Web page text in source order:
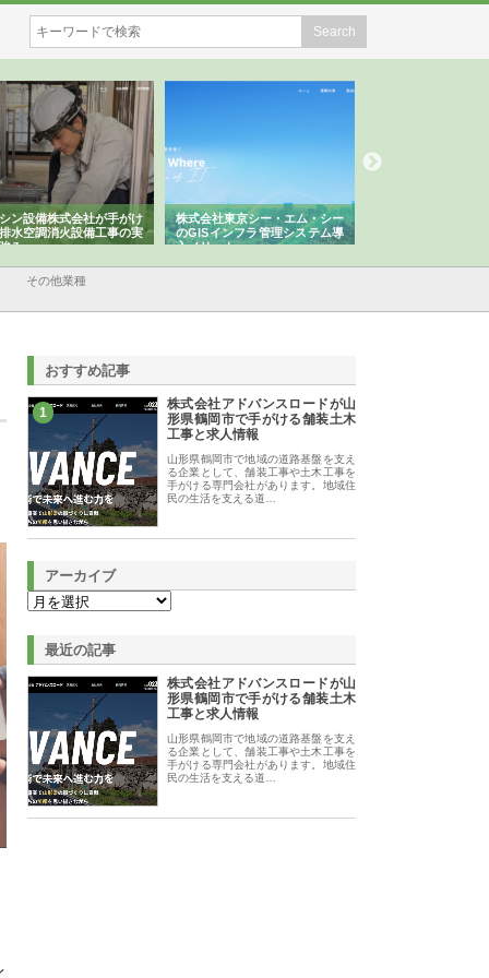
ン設備株式会社が手がけ
水空調消火設備工事の実
み
株式会社東京シー・エム・シー
のGISインフラ管理システム導
入メリット
その他業種
おすすめ記事
1
株式会社アドバンスロードが山
形県鶴岡市で手がける舗装土木
工事と求人情報
山形県鶴岡市で地域の道路基盤を支え
る企業として、舗装工事や土木工事を
手がける専門会社があります。地域住
民の生活を支える道…
アーカイブ
最近の記事
株式会社アドバンスロードが山
形県鶴岡市で手がける舗装土木
工事と求人情報
山形県鶴岡市で地域の道路基盤を支え
る企業として、舗装工事や土木工事を
手がける専門会社があります。地域住
民の生活を支える道…